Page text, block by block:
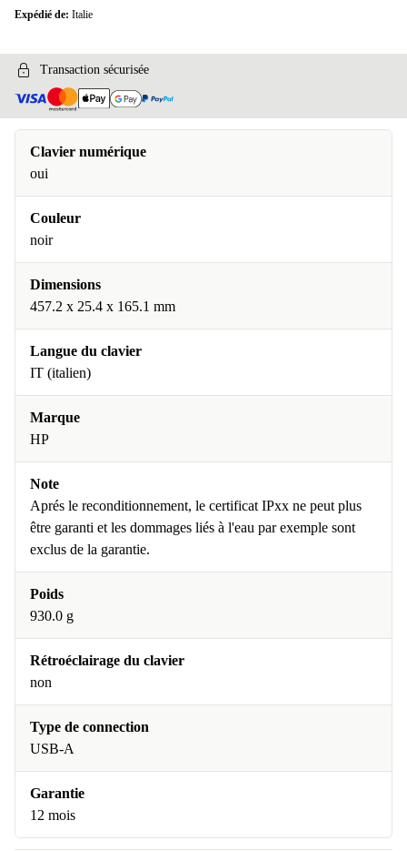
Expédié de: Italie
Transaction sécurisée
Clavier numérique
oui
Couleur
noir
Dimensions
457.2 x 25.4 x 165.1 mm
Langue du clavier
IT (italien)
Marque
HP
Note
Aprés le reconditionnement, le certificat IPxx ne peut plus
être garanti et les dommages liés à l'eau par exemple sont
exclus de la garantie.
Poids
930.0 g
Rétroéclairage du clavier
non
Type de connection
USB-A
Garantie
12 mois